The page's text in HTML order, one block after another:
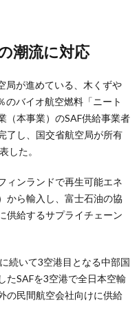
潮流に対応
局が進めている、木くずや
のバイオ航空燃料「ニート
（本事業）のSAF供給事業者
了し、国交省航空局が所有
した。
ィンランドで再生可能エネ
から輸入し、富士石油の協
供給するサプライチェーン
続いて3空港目となる中部国
たSAFを3空港で全日本空輸
の民間航空会社向けに供給